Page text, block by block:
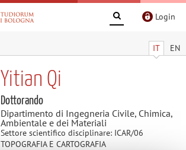
Login
IT EN
Yitian Qi
Dottorando
Dipartimento di Ingegneria Civile, Chimica,
Ambientale e dei Materiali
Settore scientifico disciplinare: ICAR/06
TOPOGRAFIA E CARTOGRAFIA